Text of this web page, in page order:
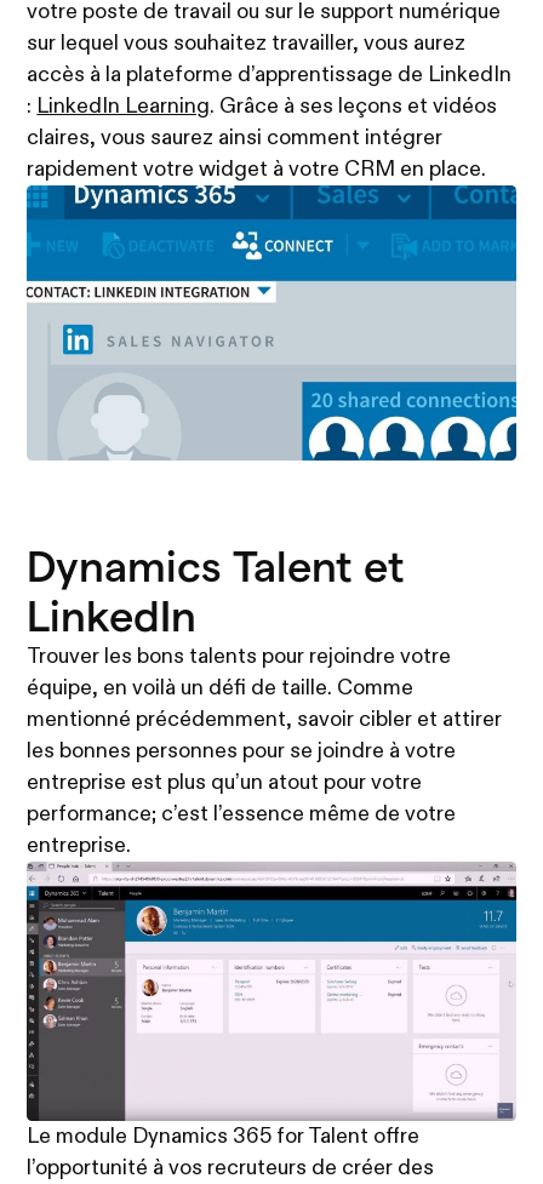
votre poste de travail ou sur le support numérique
sur lequel vous souhaitez travailler, vous aurez
accès à la plateforme d’apprentissage de LinkedIn
: LinkedIn Learning. Grâce à ses leçons et vidéos
claires, vous saurez ainsi comment intégrer
rapidement votre widget à votre CRM en place.
Dynamics Talent et
LinkedIn
Trouver les bons talents pour rejoindre votre
équipe, en voilà un défi de taille. Comme
mentionné précédemment, savoir cibler et attirer
les bonnes personnes pour se joindre à votre
entreprise est plus qu’un atout pour votre
performance; c’est l’essence même de votre
entreprise.
Le module Dynamics 365 for Talent offre
l’opportunité à vos recruteurs de créer des